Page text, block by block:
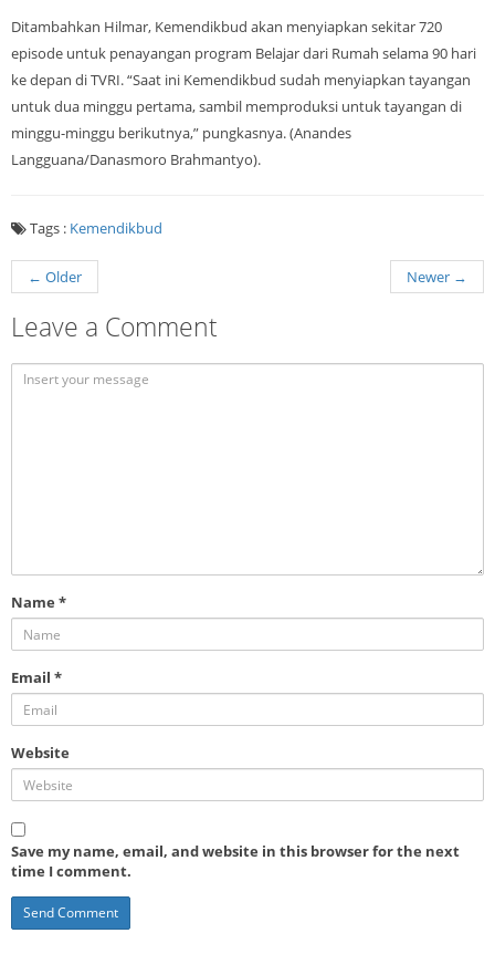
Ditambahkan Hilmar, Kemendikbud akan menyiapkan sekitar 720
episode untuk penayangan program Belajar dari Rumah selama 90 hari
ke depan di TVRI. “Saat ini Kemendikbud sudah menyiapkan tayangan
untuk dua minggu pertama, sambil memproduksi untuk tayangan di
minggu-minggu berikutnya,” pungkasnya. (Anandes
Langguana/Danasmoro Brahmantyo).
Tags : Kemendikbud
← Older Newer →
Leave a Comment
Name *
Email *
Website
Save my name, email, and website in this browser for the next
time I comment.